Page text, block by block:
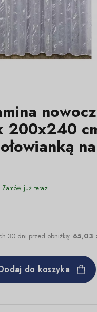
200x240
na
Zamów już teraz
30 dni przed obniżką: 65,03
do koszyka